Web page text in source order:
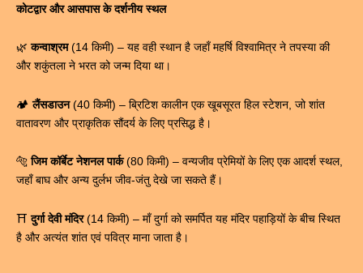
कोटद्वार और आसपास के दर्शनीय स्थल
🌿कन्वाश्रम(14 किमी) – यह वही स्थान है जहाँ महर्षि विश्वामित्र ने तपस्या की
और शकुंतला ने भरत को जन्म दिया था।
🏕️लैंसडाउन(40 किमी) – ब्रिटिश कालीन एक खूबसूरत हिल स्टेशन, जो शांत
वातावरण और प्राकृतिक सौंदर्य के लिए प्रसिद्ध है।
🐅जिम कॉर्बेट नेशनल पार्क(80 किमी) – वन्यजीव प्रेमियों के लिए एक आदर्श स्थल,
जहाँ बाघ और अन्य दुर्लभ जीव-जंतु देखे जा सकते हैं।
⛩दुर्गा देवी मंदिर(14 किमी) – माँ दुर्गा को समर्पित यह मंदिर पहाड़ियों के बीच स्थित
है और अत्यंत शांत एवं पवित्र माना जाता है।